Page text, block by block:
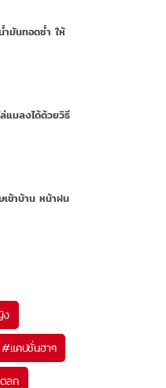
มันทอดซ้ำ ให้
แมลงได้ด้วยวิธี
ข้าบ้าน หน้าฝน
ง
#แคปชั่นฮาๆ
ลก